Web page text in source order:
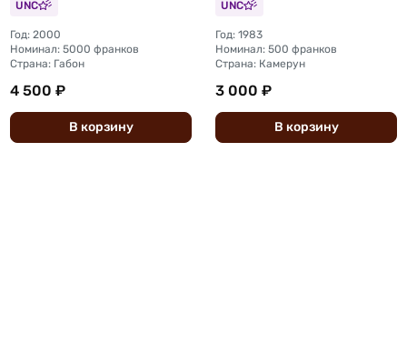
UNC
Год: 2000
Номинал: 5000 франков
Страна: Габон
4 500 ₽
В корзину
UNC
Год: 1983
Номинал: 500 франков
Страна: Камерун
3 000 ₽
В корзину